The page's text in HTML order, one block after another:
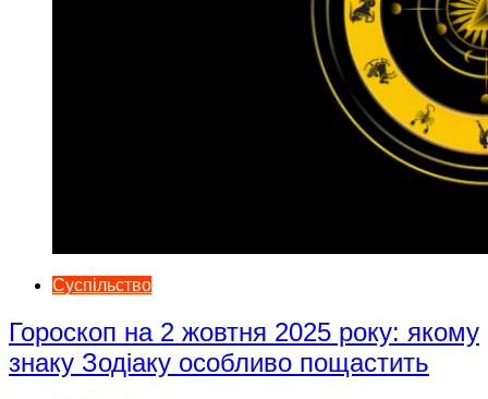
Суспільство
Гороскоп на 2 жовтня 2025 року: якому
знаку Зодіаку особливо пощастить